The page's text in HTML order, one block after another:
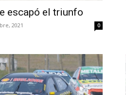
escapó el triunfo
2021 0